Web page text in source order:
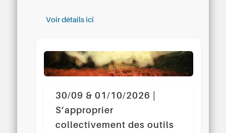
Voir détails ici
30/09 & 01/10/2026 |
S’approprier
collectivement des outils